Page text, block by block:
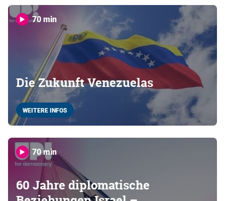
70 min
Die Zukunft Venezuelas
WEITERE INFOS
70 min
60 Jahre diplomatische